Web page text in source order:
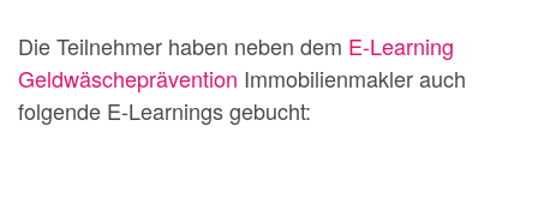
Die Teilnehmer haben neben dem E-Learning
Geldwäscheprävention Immobilienmakler auch
folgende E-Learnings gebucht: